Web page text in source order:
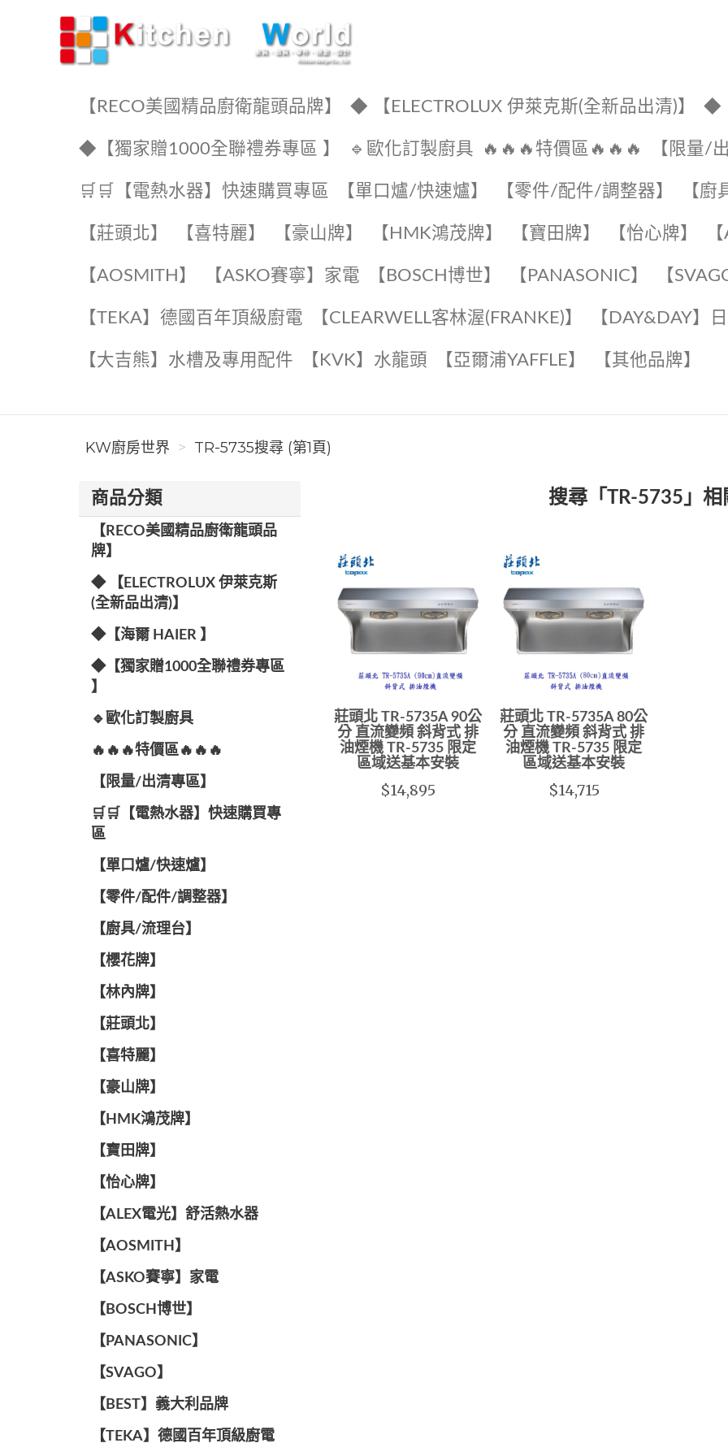
【RECO美國精品廚衛龍頭品牌】 ◆ 【ELECTROLUX 伊萊克斯(全新品出清)】 ◆
◆【獨家贈1000全聯禮券專區 】 🔹歐化訂製廚具 🔥🔥🔥特價區🔥🔥🔥 【限量/
🛒🛒【電熱水器】快速購買專區 【單口爐/快速爐】 【零件/配件/調整器】 【廚
【莊頭北】 【喜特麗】 【豪山牌】 【HMK鴻茂牌】 【寶田牌】 ️【怡心牌】️
【AOSMITH】 【ASKO賽寧】家電 【BOSCH博世】 ️【PANASONIC】️ 【
️【TEKA】️德國百年頂級廚電 ️【CLEARWELL客林渥(FRANKE)】️ 【DAY&DAY】️
【大吉熊】水槽及專用配件 ️【KVK】水龍頭️ 【亞爾浦YAFFLE】 ️【其他品牌】️
KW廚房世界 TR-5735搜尋 (第1頁)
商品分類
【RECO美國精品廚衛龍頭品
牌】
◆ 【ELECTROLUX 伊萊克斯
(全新品出清)】
◆【海爾 HAIER 】
◆【獨家贈1000全聯禮券專區
】
🔹歐化訂製廚具
🔥🔥🔥特價區🔥🔥🔥
【限量/出清專區】
🛒🛒【電熱水器】快速購買專
區
【單口爐/快速爐】
【零件/配件/調整器】
【廚具/流理台】
【櫻花牌】
【林內牌】
【莊頭北】
【喜特麗】
【豪山牌】
【HMK鴻茂牌】
【寶田牌】
️【怡心牌】️
️️【ALEX電光】舒活熱水器️️
【AOSMITH】
【ASKO賽寧】家電
【BOSCH博世】
️【PANASONIC】️
️【SVAGO】️
️【BEST】️義大利品牌
️【TEKA】️德國百年頂級廚電
搜尋「TR-5735」相
莊頭北 TR-5735A 90公
分 直流變頻 斜背式 排
油煙機 TR-5735 限定
區域送基本安裝
$14,895
莊頭北 TR-5735A 80公
分 直流變頻 斜背式 排
油煙機 TR-5735 限定
區域送基本安裝
$14,715